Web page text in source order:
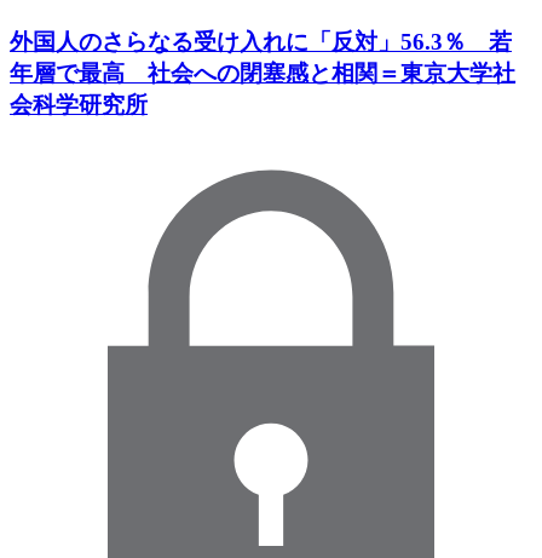
外国人のさらなる受け入れに「反対」56.3％ 若
年層で最高 社会への閉塞感と相関＝東京大学社
会科学研究所